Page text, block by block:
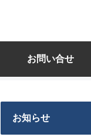
お問い合せ
お知らせ